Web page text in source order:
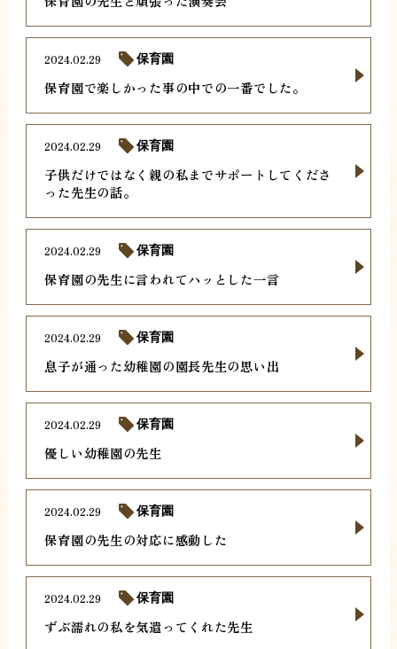
保育園で楽しかった事の中での一番でした。
2024.02.29 保育園
子供だけではなく親の私までサポートしてくださ
った先生の話。
2024.02.29 保育園
保育園の先生に言われてハッとした一言
2024.02.29 保育園
息子が通った幼稚園の園長先生の思い出
2024.02.29 保育園
優しい幼稚園の先生
2024.02.29 保育園
保育園の先生の対応に感動した
2024.02.29 保育園
ずぶ濡れの私を気遣ってくれた先生
2024.02.29 保育園